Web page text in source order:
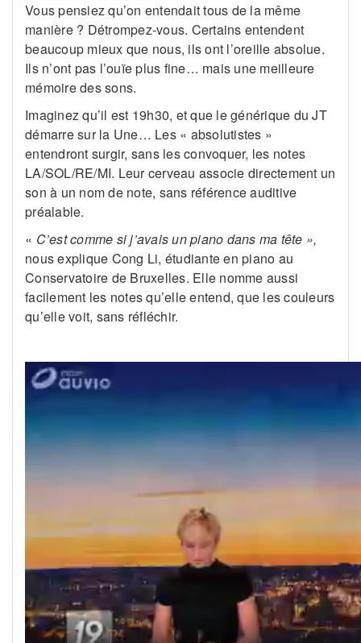
Vous pensiez qu’on entendait tous de la même
manière ? Détrompez-vous. Certains entendent
beaucoup mieux que nous, ils ont l’oreille absolue.
Ils n’ont pas l’ouïe plus fine… mais une meilleure
mémoire des sons.
Imaginez qu’il est 19h30, et que le générique du JT
démarre sur la Une… Les « absolutistes »
entendront surgir, sans les convoquer, les notes
LA/SOL/RE/MI. Leur cerveau associe directement un
son à un nom de note, sans référence auditive
préalable.
« C’est comme si j’avais un piano dans ma tête »,
nous explique Cong Li, étudiante en piano au
Conservatoire de Bruxelles. Elle nomme aussi
facilement les notes qu’elle entend, que les couleurs
qu’elle voit, sans réfléchir.